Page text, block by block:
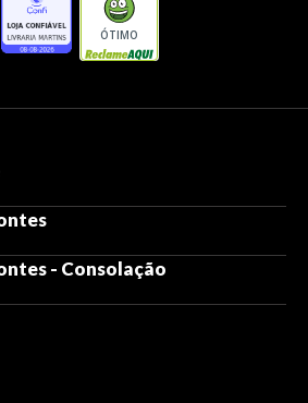
ÓTIMO
- Consolação